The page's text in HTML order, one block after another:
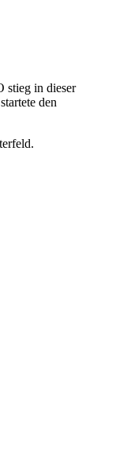
stieg in dieser
den